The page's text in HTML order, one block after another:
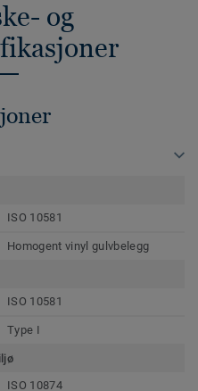
og
ISO 10581
Homogent vinyl gulvbelegg
ISO 10581
Type I
ISO 10874